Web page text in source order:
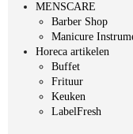
MENSCARE
Barber Shop
Manicure
Horeca artikelen
Buffet
Frituur
Keuken
LabelFresh